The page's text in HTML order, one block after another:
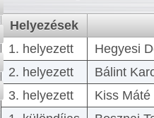
Helyezések
1. helyezett
Hegyesi
2. helyezett
Bálint
3. helyezett
Kiss